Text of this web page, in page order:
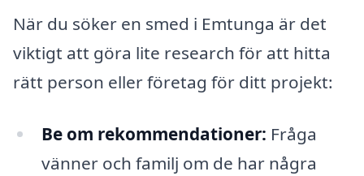
När du söker en smed i Emtunga är det
viktigt att göra lite research för att hitta
rätt person eller företag för ditt projekt:
Be om rekommendationer: Fråga
vänner och familj om de har några